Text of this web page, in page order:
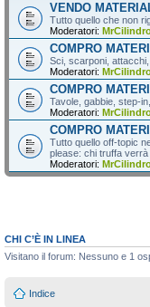
VENDO
Tutto quello che non
Moderatori:
COMPRO
Sci, scarponi, attacchi,
Moderatori:
COMPRO
Tavole, gabbie, step-
Moderatori:
COMPRO
Tutto quello off-topic
please: chi truffa verrà
Moderatori:
CHI C’È IN LINEA
Visitano il forum: Nessuno e 1
Indice